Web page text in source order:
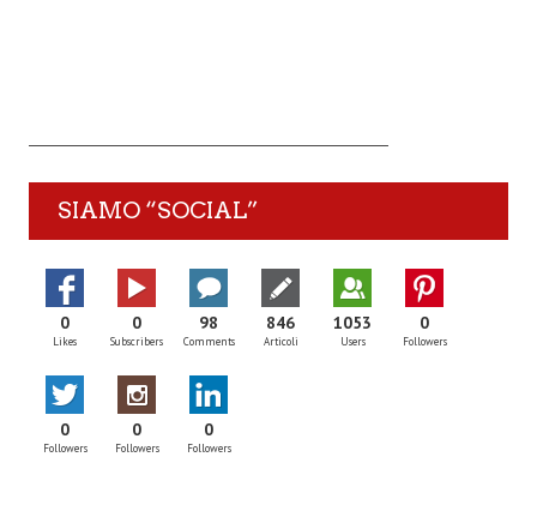
SIAMO “SOCIAL”
0
Likes
0
Subscribers
98
Comments
846
Articoli
1053
Users
0
Followers
0
Followers
0
Followers
0
Followers